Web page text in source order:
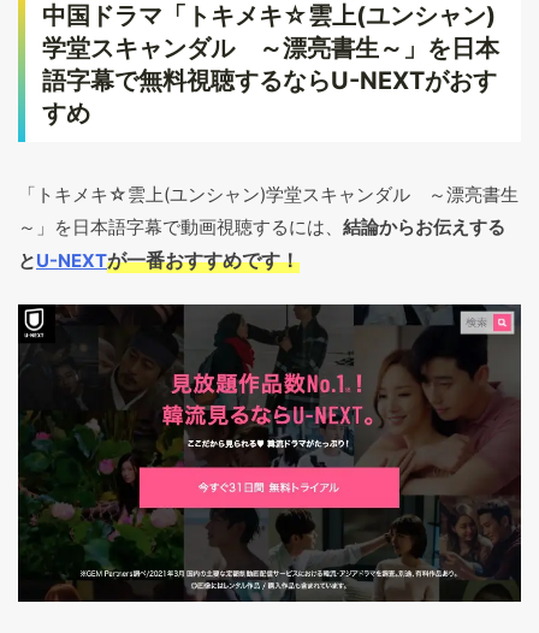
中国ドラマ「トキメキ☆雲上(ユンシャン)
学堂スキャンダル ～漂亮書生～」を日本
語字幕で無料視聴するならU-NEXTがおす
すめ
「トキメキ☆雲上(ユンシャン)学堂スキャンダル ～漂亮書生
～」を日本語字幕で動画視聴するには、 結論からお伝えする
とU-NEXTが一番おすすめです！